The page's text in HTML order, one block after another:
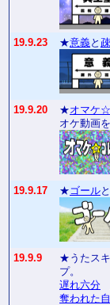
19.9.23 ★意義と
19.9.20 ★オマケ
オケ動画
19.9.17 ★ゴールと
19.9.9
★うたス
プ。
遅れ六分
奪われた